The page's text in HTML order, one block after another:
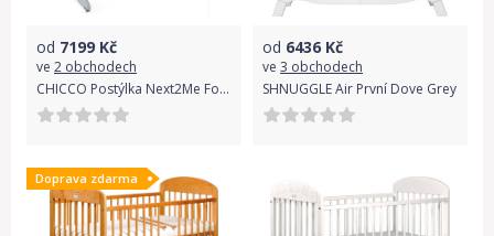
od 7199 Kč
ve 2 obchodech
CHICCO Postýlka Next2Me Forever -Acquarelle
od 6436 Kč
ve 3 obchodech
SHNUGGLE Air První Dove Grey
Doprava zdarma